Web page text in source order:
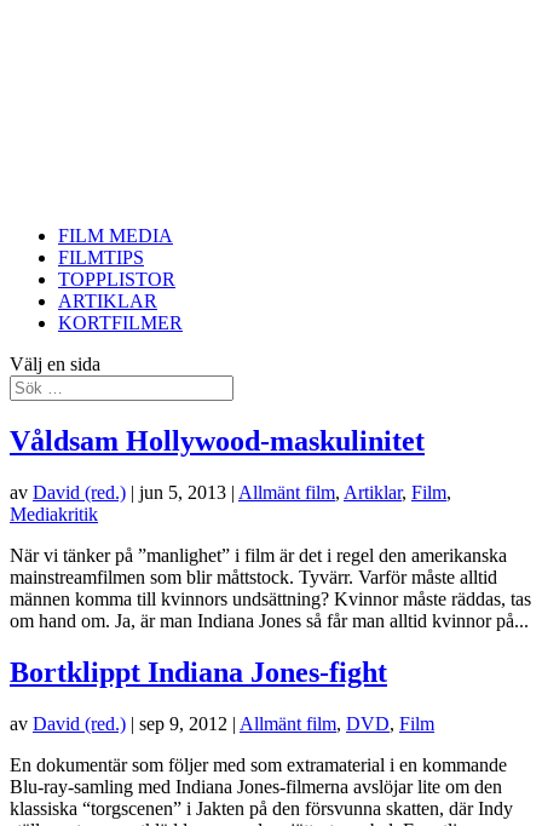
FILM MEDIA
FILMTIPS
TOPPLISTOR
ARTIKLAR
KORTFILMER
Välj en sida
Våldsam Hollywood-maskulinitet
av David (red.) | jun 5, 2013 | Allmänt film, Artiklar, Film,
Mediakritik
När vi tänker på ”manlighet” i film är det i regel den amerikanska
mainstreamfilmen som blir måttstock. Tyvärr. Varför måste alltid
männen komma till kvinnors undsättning? Kvinnor måste räddas, tas
om hand om. Ja, är man Indiana Jones så får man alltid kvinnor på...
Bortklippt Indiana Jones-fight
av David (red.) | sep 9, 2012 | Allmänt film, DVD, Film
En dokumentär som följer med som extramaterial i en kommande
Blu-ray-samling med Indiana Jones-filmerna avslöjar lite om den
klassiska “torgscenen” i Jakten på den försvunna skatten, där Indy